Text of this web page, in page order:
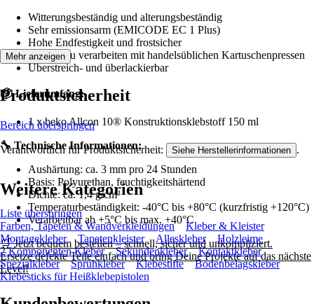
Witterungsbeständig und alterungsbeständig
Sehr emissionsarm (EMICODE EC 1 Plus)
Hohe Endfestigkeit und frostsicher
Einfach zu verarbeiten mit handelsüblichen Kartuschenpressen
Überstreich- und überlackierbar
📦 Lieferumfang:
1 x beko Allcon 10® Konstruktionsklebstoff 150 ml
🔧 Technische Informationen:
Aushärtung: ca. 3 mm pro 24 Stunden
Basis: Polyurethan, feuchtigkeitshärtend
Dichte: ca. 1,4 g/cm³
Temperaturbeständigkeit: -40°C bis +80°C (kurzfristig +120°C)
Verarbeitbar ab +5°C bis max. +40°C
🛒 Jetzt bequem bestellen – schnell, sicher und unkompliziert.
Ersetze defekte Teile einfach und bring Deine Projekte auf das nächste
Level!
Mehr anzeigen
Produktsicherheit
Bereich überspringen
Verantwortlich für Produktsicherheit: Siehe Herstellerinformationen .
Weitere Kategorien
Liste überspringen
Farben, Tapeten & Wandverkleidungen
Kleber & Kleister
Montagekleber
Tapetenkleister Alleskleber
Holzleime
2 Komponenten Kleber
Sekundenkleber
Kontaktkleber
Spezialkleber
Sprühkleber Klebestifte
Bodenbelagskleber
Klebesticks für Heißklebepistolen